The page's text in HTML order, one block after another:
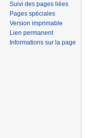
Suivi des pages liées
Pages spéciales
Version imprimable
Lien permanent
Informations sur la page